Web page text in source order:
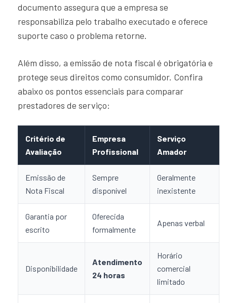
documento assegura que a empresa se
responsabiliza pelo trabalho executado e oferece
suporte caso o problema retorne.
Além disso, a emissão de nota fiscal é obrigatória e
protege seus direitos como consumidor. Confira
abaixo os pontos essenciais para comparar
prestadores de serviço:
Critério de
Avaliação
Empresa
Profissional
Serviço
Amador
Emissão de
Nota Fiscal
Sempre
disponível
Geralmente
inexistente
Garantia por
escrito
Oferecida
formalmente
Apenas verbal
Disponibilidade
Atendimento
24 horas
Horário
comercial
limitado